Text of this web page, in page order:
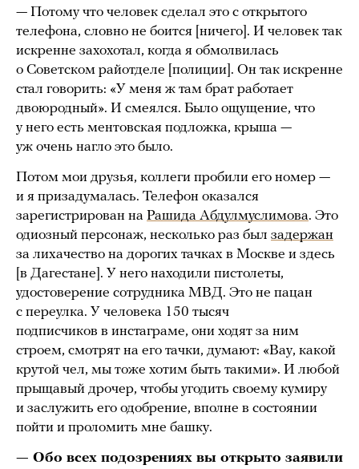
— Потому что человек сделал это с открытого
телефона, словно не боится [ничего]. И человек так
искренне захохотал, когда я обмолвилась
о Советском райотделе [полиции]. Он так искренне
стал говорить: «У меня ж там брат работает
двоюродный». И смеялся. Было ощущение, что
у него есть ментовская подложка, крыша —
уж очень нагло это было.
Потом мои друзья, коллеги пробили его номер —
и я призадумалась. Телефон оказался
зарегистрирован на Рашида Абдулмуслимова. Это
одиозный персонаж, несколько раз был задержан
за лихачество на дорогих тачках в Москве и здесь
[в Дагестане]. У него находили пистолеты,
удостоверение сотрудника МВД. Это не пацан
с переулка. У человека 150 тысяч
подписчиков в инстаграме, они ходят за ним
строем, смотрят на его тачки, думают: «Вау, какой
крутой чел, мы тоже хотим быть такими». И любой
прыщавый дрочер, чтобы угодить своему кумиру
и заслужить его одобрение, вполне в состоянии
пойти и проломить мне башку.
— Обо всех подозрениях вы открыто заявили